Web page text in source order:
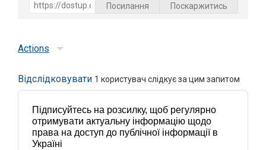
Посилання Поскаржитись
Actions
Відслідковувати 1 користувач слідкує за цим запитом
Підписуйтесь на розсилку, щоб регулярно
отримувати актуальну інформацію щодо
права на доступ до публічної інформації в
Україні